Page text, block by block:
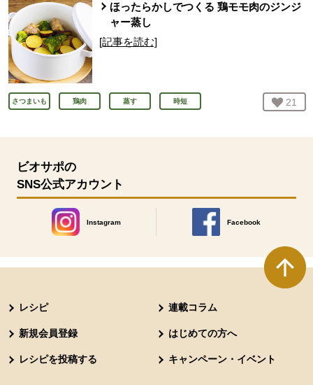
ほったらかしでつくる 鶏モモ肉のジンジ
ャー蒸し
[記事を読む]
さつまいも 鶏肉 蒸す 時短 お気
21
ビオサポの
SNS公式アカウント
Instagram
別のウィンドウで開きます。
Facebook
別のウィンドウで開きます
レシピ 連載コラム
新規会員登録 はじめての方へ
レシピを投稿する キャンペーン・イベント